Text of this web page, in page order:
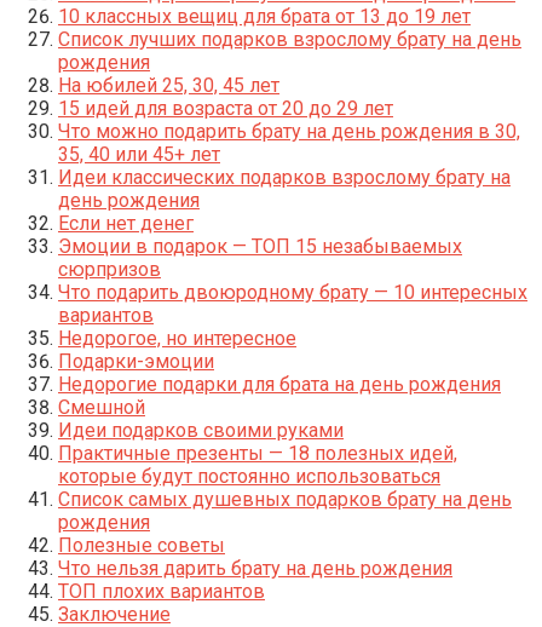
10 классных вещиц для брата от 13 до 19 лет
Список лучших подарков взрослому брату на день
рождения
На юбилей 25, 30, 45 лет
15 идей для возраста от 20 до 29 лет
Что можно подарить брату на день рождения в 30,
35, 40 или 45+ лет
Идеи классических подарков взрослому брату на
день рождения
Если нет денег
Эмоции в подарок — ТОП 15 незабываемых
сюрпризов
Что подарить двоюродному брату — 10 интересных
вариантов
Недорогое, но интересное
Подарки-эмоции
Недорогие подарки для брата на день рождения
Смешной
Идеи подарков своими руками
Практичные презенты — 18 полезных идей,
которые будут постоянно использоваться
Список самых душевных подарков брату на день
рождения
Полезные советы
Что нельзя дарить брату на день рождения
ТОП плохих вариантов
Заключение